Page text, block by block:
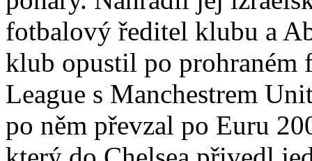
fotbalový ředitel klubu a
klub opustil po prohraném
League s Manchestrem
po něm převzal po Euru